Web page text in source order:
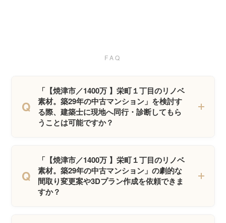
FAQ
Q
「【焼津市／1400万 】栄町１丁目のリノベ
素材。築29年の中古マンション」を検討す
る際、建築士に現地へ同行・診断してもら
うことは可能ですか？
Q
「【焼津市／1400万 】栄町１丁目のリノベ
素材。築29年の中古マンション」の劇的な
間取り変更案や3Dプラン作成を依頼できま
すか？